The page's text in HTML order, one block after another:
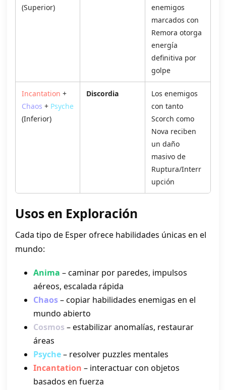
(Superior)
enemigos
marcados con
Remora otorga
energía
definitiva por
golpe
Incantation +
Chaos + Psyche
(Inferior)
Discordia
Los enemigos
con tanto
Scorch como
Nova reciben
un daño
masivo de
Ruptura/Interr
upción
Usos en Exploración
Cada tipo de Esper ofrece habilidades únicas en el
mundo:
Anima – caminar por paredes, impulsos
aéreos, escalada rápida
Chaos– copiar habilidades enemigas en el
mundo abierto
Cosmos – estabilizar anomalías, restaurar
áreas
Psyche– resolver puzzles mentales
Incantation – interactuar con objetos
basados en fuerza